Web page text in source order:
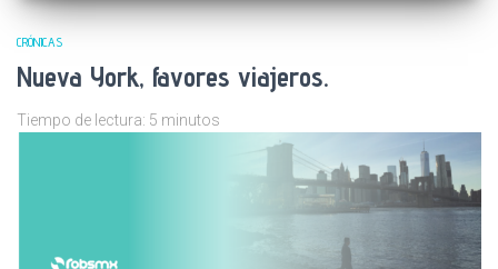
CRÓNICAS
Nueva York, favores viajeros.
Tiempo de lectura: 5 minutos